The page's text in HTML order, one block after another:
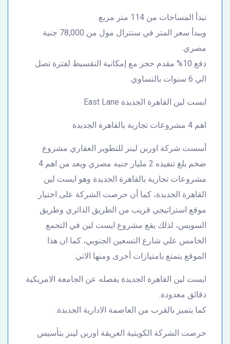
تبدأ المساحات من 114 متر مربع.
ويبدأ سعر المتر في سنترال مول من 78,000 جنية
مصري.
دفع 10% مقدم حجز مع إمكانية التقسيط لفترة تصل
الي 6 سنوات بالتساوي.
ايست لين القاهرة الجديدة East Lane
اهم 4 مشروعات تجارية بالقاهرة الجديدة
أسست شركة اوربن لينز للتطوير العقاري مشروع
ضخم بلغ تنفيذه 2 مليار جنيه مصري ويعد من اهم 4
مشروعات تجارية بالقاهرة الجديدة وهو ايست لين
القاهرة الجديدة، كما أن حرصت الشركة على اختيار
موقع استراتيجي قريب من الطريق الدائري وطريق
السويس، لذلك يقع مشروع ايست لين في التجمع
الخامس علي شارع التسعين الجنوبي، كما ان هذا
الموقع يتمتع بامتيازات أخرى ومنها الاتي:
ايست لين القاهرة الجديدة يفصله عن الجامعة الامريكية
دقائق معدودة.
كما يتميز بالقرب من العاصمة الادارية الجديدة.
حرصت الشركة الكويتية العريقة اوربن لينز بتأسيس